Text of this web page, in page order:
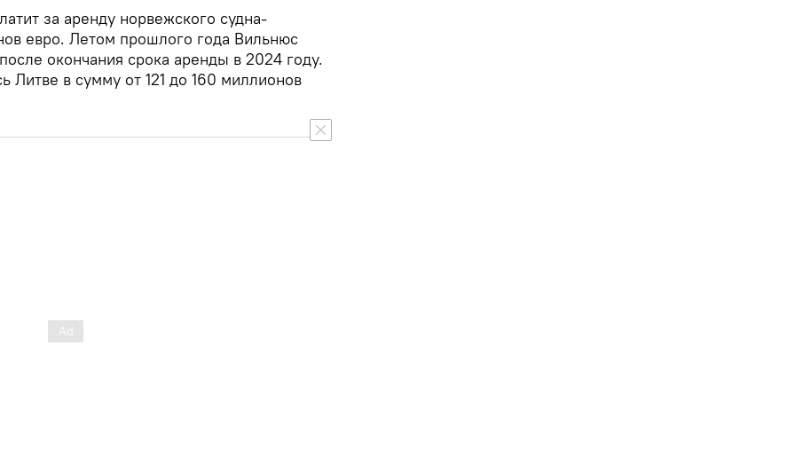
за аренду норвежского судна-
евро. Летом прошлого года Вильнюс
окончания срока аренды в 2024 году.
Литве в сумму от 121 до 160 миллионов